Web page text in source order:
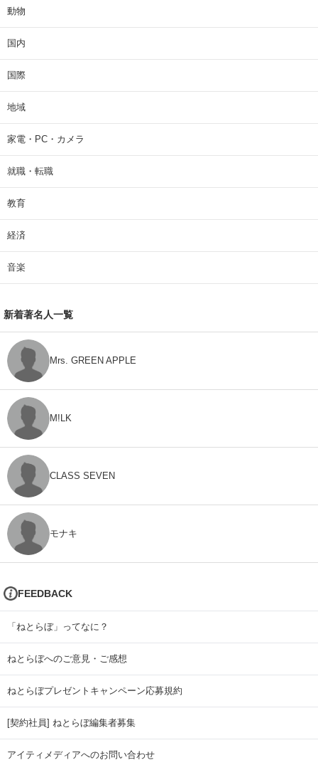
動物
国内
国際
地域
家電・PC・カメラ
就職・転職
教育
経済
音楽
新着著名人一覧
Mrs. GREEN APPLE
M!LK
CLASS SEVEN
モナキ
FEEDBACK
「ねとらぼ」ってなに？
ねとらぼへのご意見・ご感想
ねとらぼプレゼントキャンペーン応募規約
[契約社員] ねとらぼ編集者募集
アイティメディアへのお問い合わせ